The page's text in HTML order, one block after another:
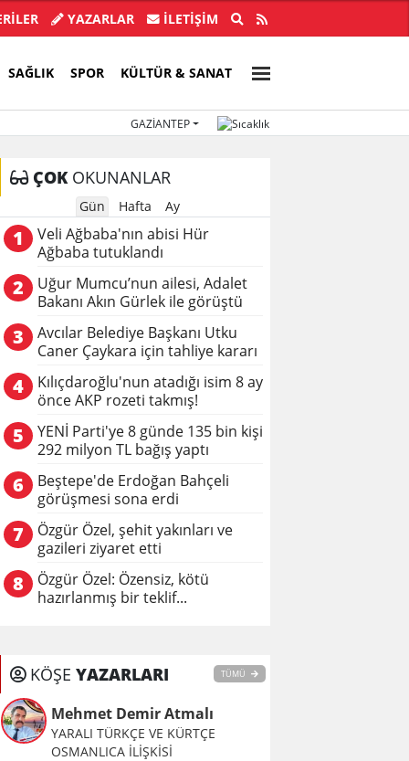
kötü hazırlanmış bir teklif...
YAZARLAR İLETIŞIM
SAĞLIK SPOR KÜLTÜR & SANAT
GAZIANTEP
ÇOKOKUNANLAR
Gün Hafta Ay
1
Veli Ağbaba'nın abisi Hür
Ağbaba tutuklandı
2
Uğur Mumcu’nun ailesi, Adalet
Bakanı Akın Gürlek ile görüştü
3
Avcılar Belediye Başkanı Utku
Caner Çaykara için tahliye kararı
4
Kılıçdaroğlu'nun atadığı isim 8 ay
önce AKP rozeti takmış!
5
YENİ Parti'ye 8 günde 135 bin kişi
292 milyon TL bağış yaptı
6
Beştepe'de Erdoğan Bahçeli
görüşmesi sona erdi
7
Özgür Özel, şehit yakınları ve
gazileri ziyaret etti
8
Özgür Özel: Özensiz, kötü
hazırlanmış bir teklif...
KÖŞE YAZARLARI TÜMÜ
Mehmet Demir Atmalı
YARALI TÜRKÇE VE KÜRTÇE
OSMANLICA İLİŞKİSİ